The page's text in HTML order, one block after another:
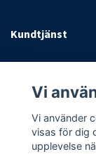
Kundtjänst
Vi
Vi använder
visas för dig
upplevelse